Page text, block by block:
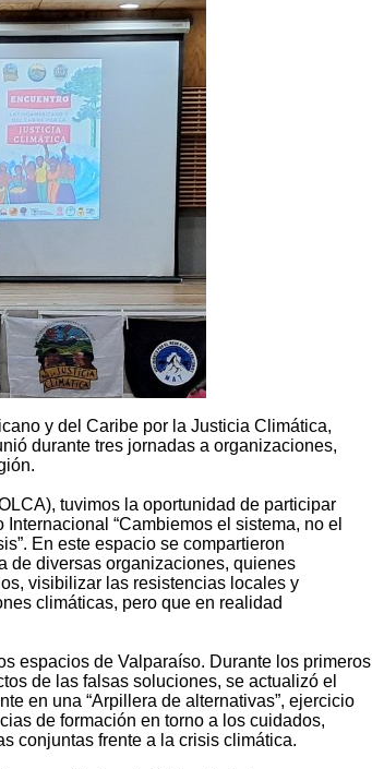
y del Caribe por la Justicia Climática,
durante tres jornadas a organizaciones,
tuvimos la oportunidad de participar
“Cambiemos el sistema, no el
En este espacio se compartieron
de diversas organizaciones, quienes
visibilizar las resistencias locales y
climáticas, pero que en realidad
espacios de Valparaíso. Durante los primeros
de las falsas soluciones, se actualizó el
en una “Arpillera de alternativas”, ejercicio
de formación en torno a los cuidados,
conjuntas frente a la crisis climática.